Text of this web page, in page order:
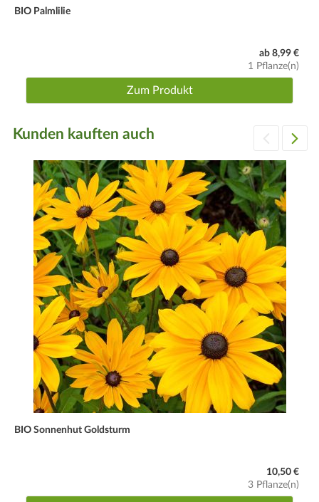
BIO Palmlilie
ab 8,99 €
1 Pflanze(n)
Zum Produkt
Kunden kauften auch
BIO Sonnenhut Goldsturm
10,50 €
3 Pflanze(n)